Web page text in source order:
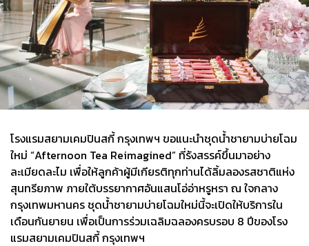
โรงแรมสยามเคมปินสกี้ กรุงเทพฯ ขอแนะนำชุดน้ำชายามบ่ายโฉม
ใหม่ “Afternoon Tea Reimagined” ที่รังสรรค์ขึ้นมาอย่าง
ละเมียดละไม เพื่อให้ลูกค้าผู้มีเกียรติทุกท่านได้ลิ้มลองรสชาติแห่ง
สุนทรียภาพ ภายใต้บรรยากาศอันแสนโอ่อ่าหรูหรา ณ ใจกลาง
กรุงเทพมหานคร ชุดน้ำชายามบ่ายโฉมใหม่นี้จะเปิดให้บริการใน
เดือนกันยายน เพื่อเป็นการร่วมเฉลิมฉลองครบรอบ 8 ปีของโรง
แรมสยามเคมปินสกี้ กรุงเทพฯ